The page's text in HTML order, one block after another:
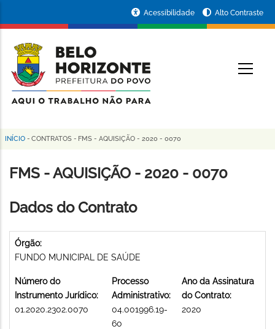
conteúdo
principal
da
Prefeitura
de
Horizonte
Acessibilidade Alto Contraste
Trilha
de
INÍCIO - CONTRATOS - FMS - AQUISIÇÃO - 2020 - 0070
FMS - AQUISIÇÃO - 2020 - 0070
Dados do Contrato
Órgão:
FUNDO MUNICIPAL DE SAÚDE
Número do
Instrumento Jurídico:
01.2020.2302.0070
Processo
Administrativo:
04.001996.19-
60
Ano da Assinatura
do Contrato:
2020